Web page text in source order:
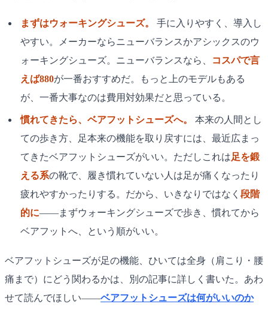
まずはウォーキングシューズ。
手に入りやすく、導入し
やすい。メーカーならニューバランスかアシックスのウ
ォーキングシューズ。ニューバランスなら、
コスパで言
えば880が一番おすすめだ。もっと上のモデルもある
が、一番大事なのは費用対効果だと思っている。
慣れてきたら、ベアフットシューズへ。
本来の人間とし
ての歩き方、足本来の機能を取り戻すには、最近広まっ
てきたベアフットシューズがいい。ただしこれは足を鍛
える系の靴で、履き慣れていない人は足が痛くなったり
疲れやすかったりする。だから、いきなりではなく 段階
的に——まずウォーキングシューズで歩き、慣れてから
ベアフットへ、という順がいい。
ベアフットシューズが足の機能、ひいては全身（肩こり・腰
痛まで）にどう関わるかは、別の記事に詳しく書いた。あわ
せて読んでほしい——ベアフットシューズは何がいいのか